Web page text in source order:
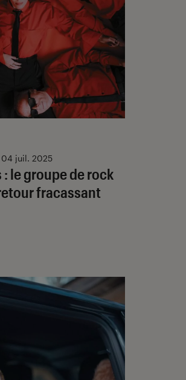
: le groupe de rock
fracassant
04 juil. 2025